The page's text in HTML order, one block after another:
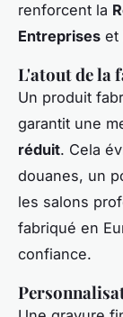
renforcent la
Entreprises et
L'atout de la
Un produit
garantit une
réduit. Cela
douanes, un
les salons
fabriqué en
confiance.